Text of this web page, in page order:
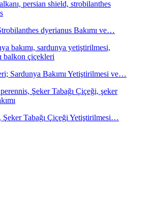
dyerianus Bakımı ve…
Sardunya Bakımı Yetiştirilmesi ve…
Şeker Tabağı Çiçeği Yetiştirilmesi…